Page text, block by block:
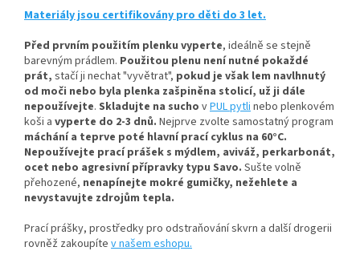
Materiály jsou certifikovány pro děti do 3 let.
Před prvním použitím plenku vyperte, ideálně se stejně
barevným prádlem. Použitou plenu není nutné pokaždé
prát, stačí ji nechat "vyvětrat", pokud je však lem navlhnutý
od moči nebo byla plenka zašpiněna stolicí, už ji dále
nepoužívejte. Skladujte na sucho vPUL pytlinebo plenkovém
koši a vyperte do 2-3 dnů. Nejprve zvolte samostatný program
máchání a teprve poté hlavní prací cyklus na 60°C.
Nepoužívejte prací prášek s mýdlem, aviváž, perkarbonát,
ocet nebo agresivní přípravky typu Savo. Sušte volně
přehozené, nenapínejte mokré gumičky, nežehlete a
nevystavujte zdrojům tepla.
Prací prášky, prostředky pro odstraňování skvrn a další drogerii
rovněž zakoupíte v našem eshopu.